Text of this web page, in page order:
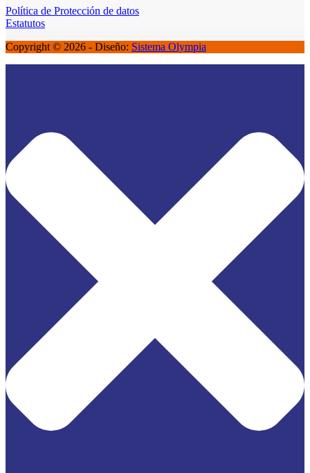
Política de Protección de datos
Estatutos
Copyright © 2026 - Diseño: Sistema Olympia